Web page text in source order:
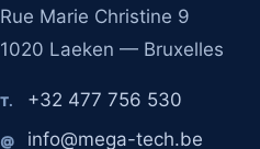
Rue Marie Christine 9
1020 Laeken — Bruxelles
T. +32 477 756 530
@ info@mega-tech.be